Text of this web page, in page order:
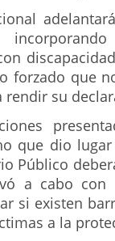
forzado que
rendir su
que dio
Público
a cabo con
si existen
a la